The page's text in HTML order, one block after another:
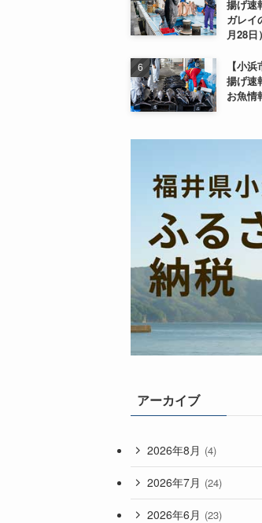
揚げ速
ガレイ
月28日）
【小
揚げ速
お魚情
アーカイブ
2026年8月 (4)
2026年7月 (24)
2026年6月 (23)